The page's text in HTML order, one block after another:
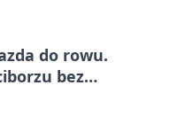
do rowu.
bez